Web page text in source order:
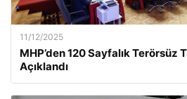
11/12/2025
MHP’den 120 Sayfalık Terörsüz
Açıklandı